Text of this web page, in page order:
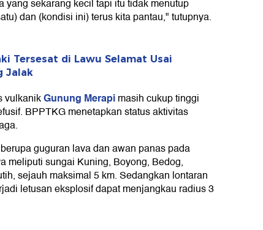
yang sekarang kecil tapi itu tidak menutup
dan (kondisi ini) terus kita pantau," tutupnya.
Tersesat di Lawu Selamat Usai
Jalak
vulkanikGunung Merapimasih cukup tinggi
BPPTKG menetapkan status aktivitas
guguran lava dan awan panas pada
meliputi sungai Kuning, Boyong, Bedog,
sejauh maksimal 5 km. Sedangkan lontaran
letusan eksplosif dapat menjangkau radius 3